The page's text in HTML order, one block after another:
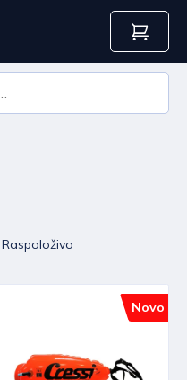
Raspoloživo
Novo